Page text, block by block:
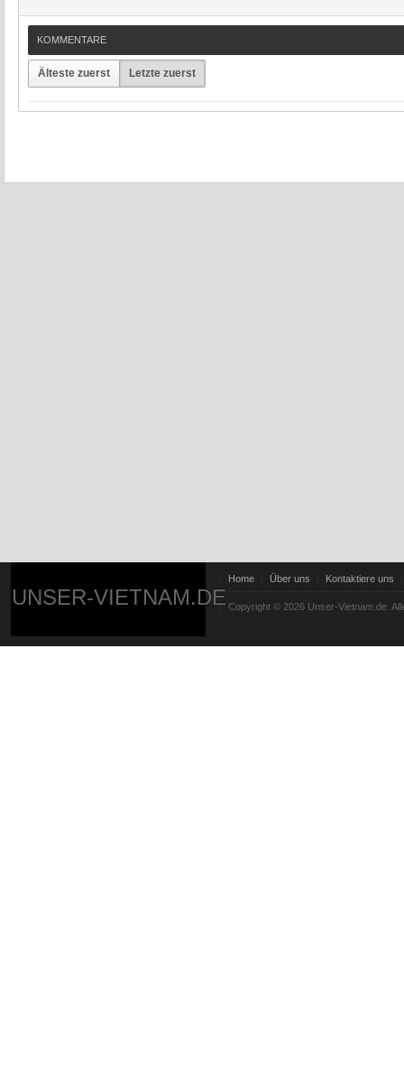
KOMMENTARE
Älteste zuerst Letzte zuerst
UNSER-VIETNAM.DE
Home Über uns Kontaktiere uns
Copyright © 2026 Unser-Vietnam.de.